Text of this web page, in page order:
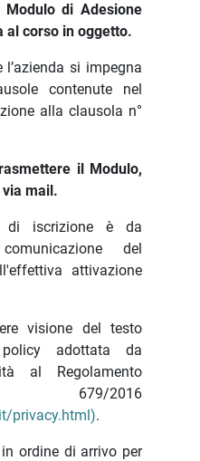
di Adesione
corso in oggetto.
l’azienda si impegna
contenute nel
alla clausola n°
il Modulo,
mail.
di iscrizione è da
del
attivazione
visione del testo
adottata da
al Regolamento
2016
privacy.html).
ordine di arrivo per